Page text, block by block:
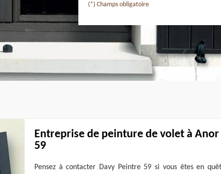
(*) Champs obligatoire
Entreprise de peinture de volet à
59
Pensez à contacter Davy Peintre 59 si vous êtes en